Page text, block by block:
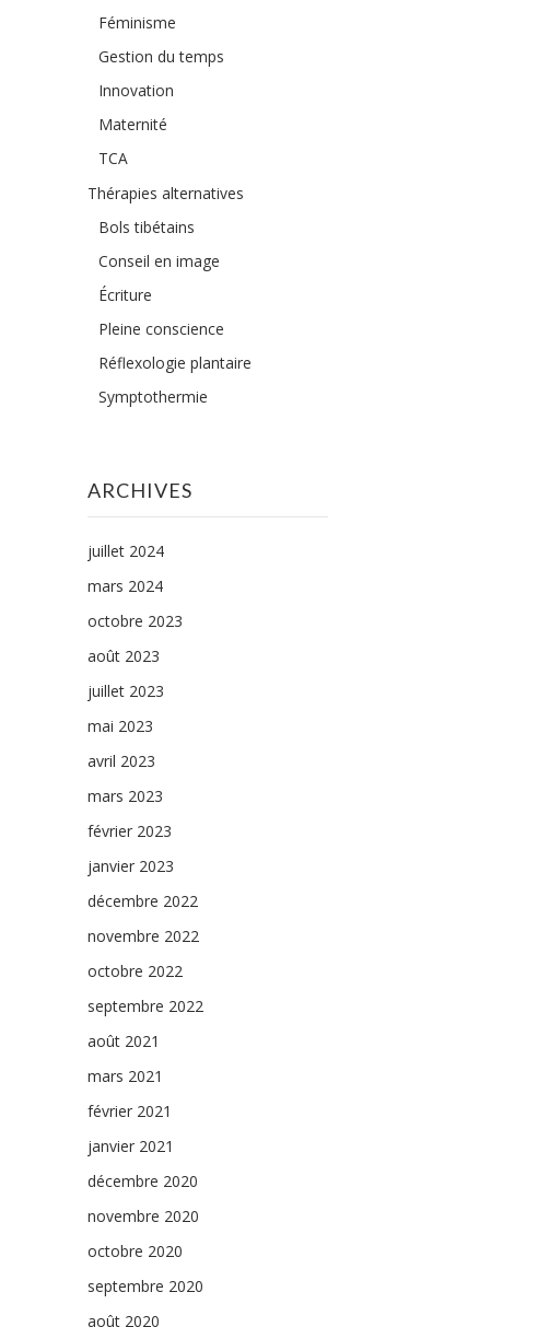
Féminisme
Gestion du temps
Innovation
Maternité
TCA
Thérapies alternatives
Bols tibétains
Conseil en image
Écriture
Pleine conscience
Réflexologie plantaire
Symptothermie
ARCHIVES
juillet 2024
mars 2024
octobre 2023
août 2023
juillet 2023
mai 2023
avril 2023
mars 2023
février 2023
janvier 2023
décembre 2022
novembre 2022
octobre 2022
septembre 2022
août 2021
mars 2021
février 2021
janvier 2021
décembre 2020
novembre 2020
octobre 2020
septembre 2020
août 2020